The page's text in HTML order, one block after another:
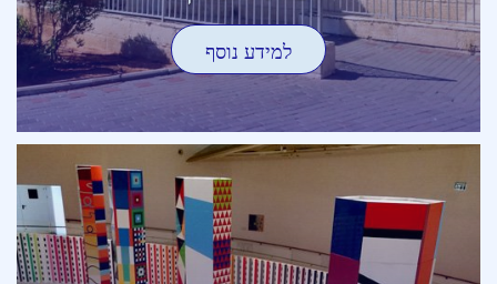
למידע נוסף